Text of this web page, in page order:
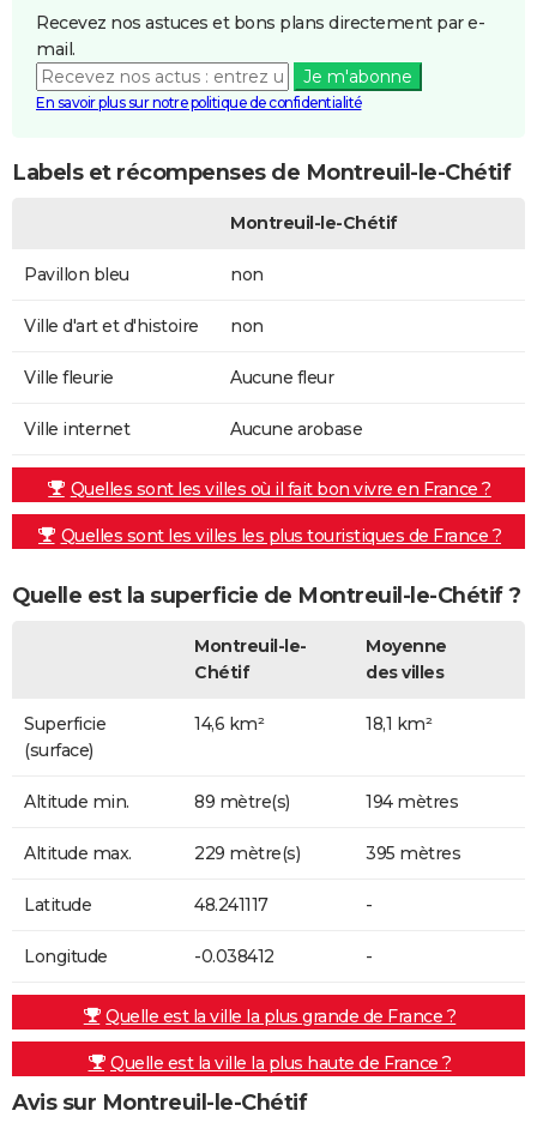
Recevez nos astuces et bons plans directement par e-
mail.
Je m'abonne
En savoir plus sur notre politique de confidentialité
Labels et récompenses de Montreuil-le-Chétif
Montreuil-le-Chétif
Pavillon bleu non
Ville d'art et d'histoire non
Ville fleurie Aucune fleur
Ville internet Aucune arobase
Quelles sont les villes où il fait bon vivre en France ?
Quelles sont les villes les plus touristiques de France ?
Quelle est la superficie de Montreuil-le-Chétif ?
Montreuil-le-
Chétif
Moyenne
des villes
Superficie
(surface)
14,6 km² 18,1 km²
Altitude min. 89 mètre(s) 194 mètres
Altitude max. 229 mètre(s) 395 mètres
Latitude 48.241117 -
Longitude -0.038412 -
Quelle est la ville la plus grande de France ?
Quelle est la ville la plus haute de France ?
Avis sur Montreuil-le-Chétif